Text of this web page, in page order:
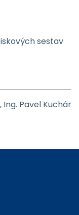
sestav
Pavel Kuchár